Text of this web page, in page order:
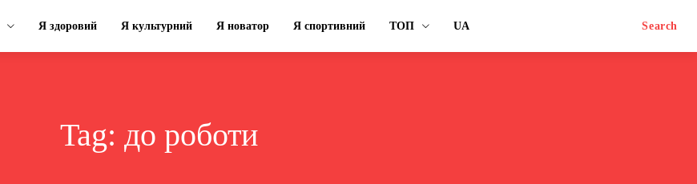
Я здоровий Я культурний Я новатор Я спортивний ТОП UA Search
Tag: до роботи